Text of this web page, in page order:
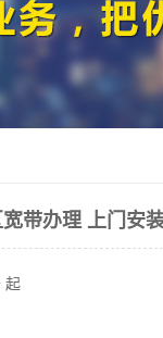
带办理 上门安
起